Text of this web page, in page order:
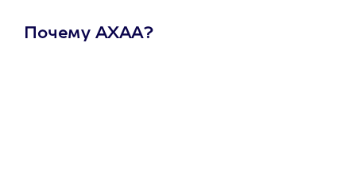
Почему АХАА?